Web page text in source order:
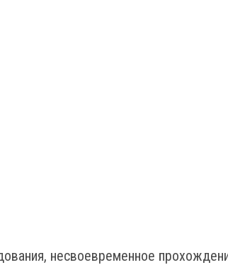
несвоевременное